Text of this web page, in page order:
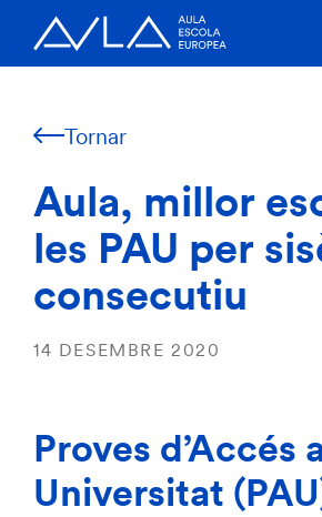
Tornar
Aula, millor
les PAU per
consecutiu
14 DESEMBRE 2020
Proves d’Accés
Universitat